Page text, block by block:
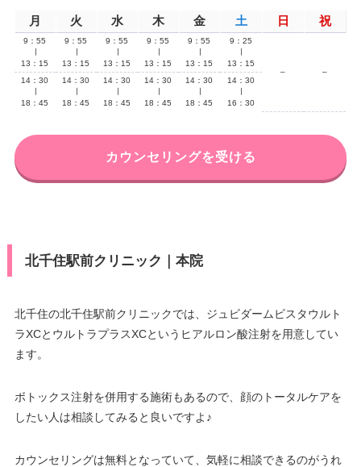
月 火 水 木 金 土 日 祝
9：55
13：15
9：55
13：15
9：55
13：15
9：55
13：15
9：55
13：15
9：25
13：15
–
–
14：30
18：45
14：30
18：45
14：30
18：45
14：30
18：45
14：30
18：45
14：30
16：30
カウンセリングを受ける
北千住駅前クリニック｜本院
北千住の北千住駅前クリニックでは、ジュビダームビスタウルト
ラXCとウルトラプラスXCというヒアルロン酸注射を用意してい
ます。
ボトックス注射を併用する施術もあるので、顔のトータルケアを
したい人は相談してみると良いですよ♪
カウンセリングは無料となっていて、気軽に相談できるのがうれ